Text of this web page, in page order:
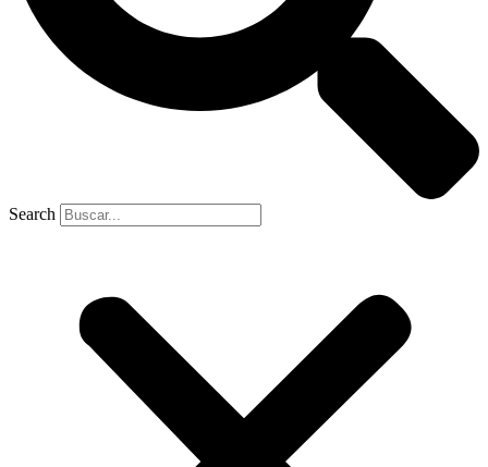
Search